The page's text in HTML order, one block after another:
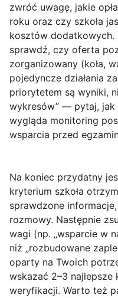
zwróć uwagę, jakie
roku oraz czy szkoła
kosztów
sprawdź, czy oferta
zorganizowany (koła,
pojedyncze działania
priorytetem są wyniki,
wykresów” — pytaj, jak
wygląda monitoring
wsparcia przed
Na koniec przydatny
kryterium szkoła
sprawdzone
rozmowy. Następnie
wagi (np. „wsparcie w
niż „rozbudowane
oparty na Twoich
wskazać 2–3 najlepsze
weryfikacji. Warto też